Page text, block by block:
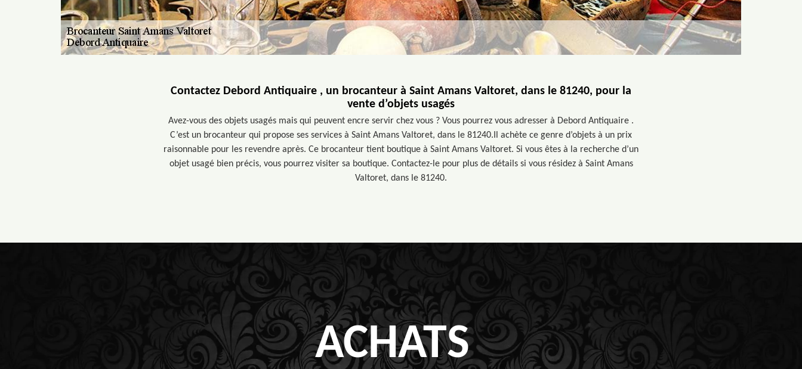
Contactez Debord Antiquaire , un brocanteur à Saint Amans Valtoret, dans le 81240, pour la
vente d’objets usagés
Avez-vous des objets usagés mais qui peuvent encre servir chez vous ? Vous pourrez vous adresser à Debord Antiquaire .
C’est un brocanteur qui propose ses services à Saint Amans Valtoret, dans le 81240.Il achète ce genre d’objets à un prix
raisonnable pour les revendre après. Ce brocanteur tient boutique à Saint Amans Valtoret. Si vous êtes à la recherche d’un
objet usagé bien précis, vous pourrez visiter sa boutique. Contactez-le pour plus de détails si vous résidez à Saint Amans
Valtoret, dans le 81240.
ACHATS